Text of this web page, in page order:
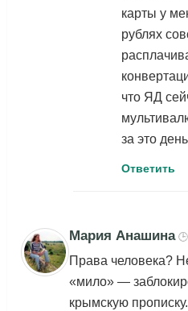
карты у
рублях
что ЯД
за это
Ответить
Мария Анашина 🕒
Права человека?
«мило» —
крымскую прописку.